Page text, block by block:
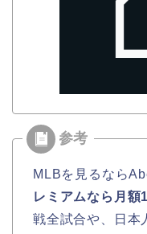
MLBを見るなら
レミアムなら月額
戦全試合や、日本